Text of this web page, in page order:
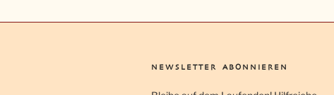
NEWSLETTER ABONNIEREN